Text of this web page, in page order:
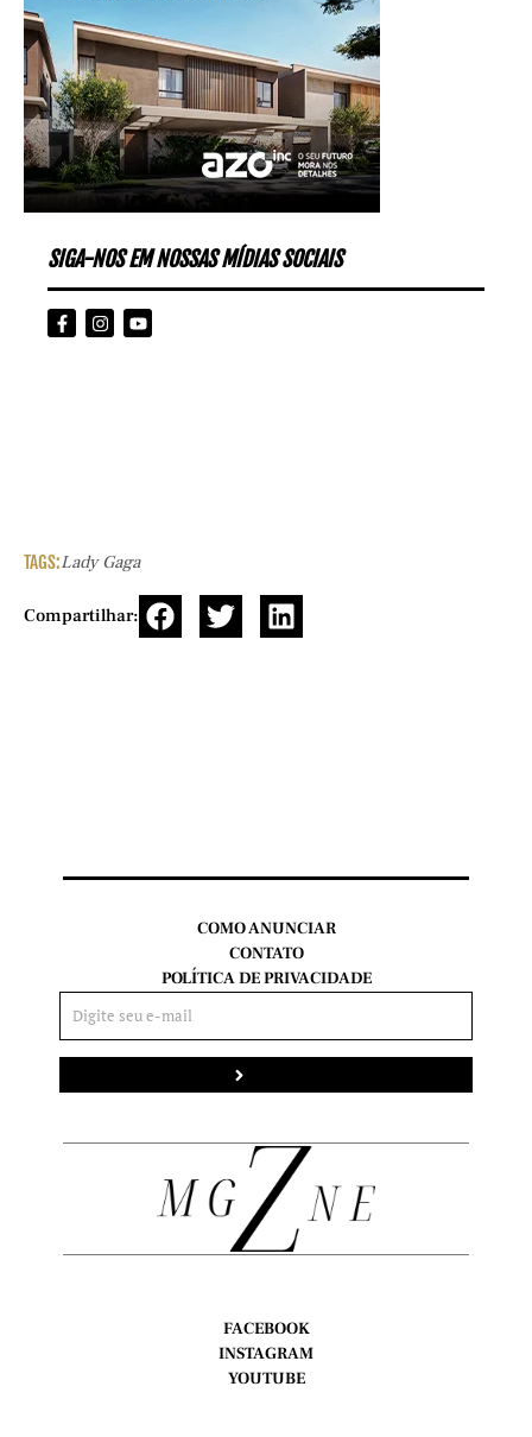
SIGA-NOS EM NOSSAS MÍDIAS SOCIAIS
TAGS:Lady Gaga
Compartilhar:
FACEBOOK
INSTAGRAM
YOUTUBE
COMO ANUNCIAR
CONTATO
POLÍTICA DE PRIVACIDADE